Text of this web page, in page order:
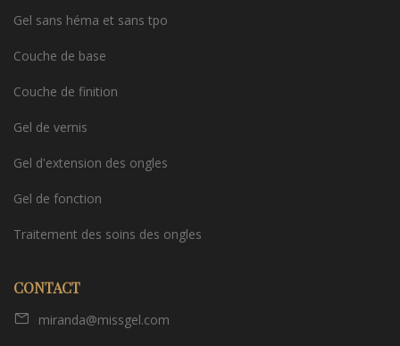
Gel sans héma et sans tpo
Couche de base
Couche de finition
Gel de vernis
Gel d'extension des ongles
Gel de fonction
Traitement des soins des ongles
CONTACT
miranda@missgel.com